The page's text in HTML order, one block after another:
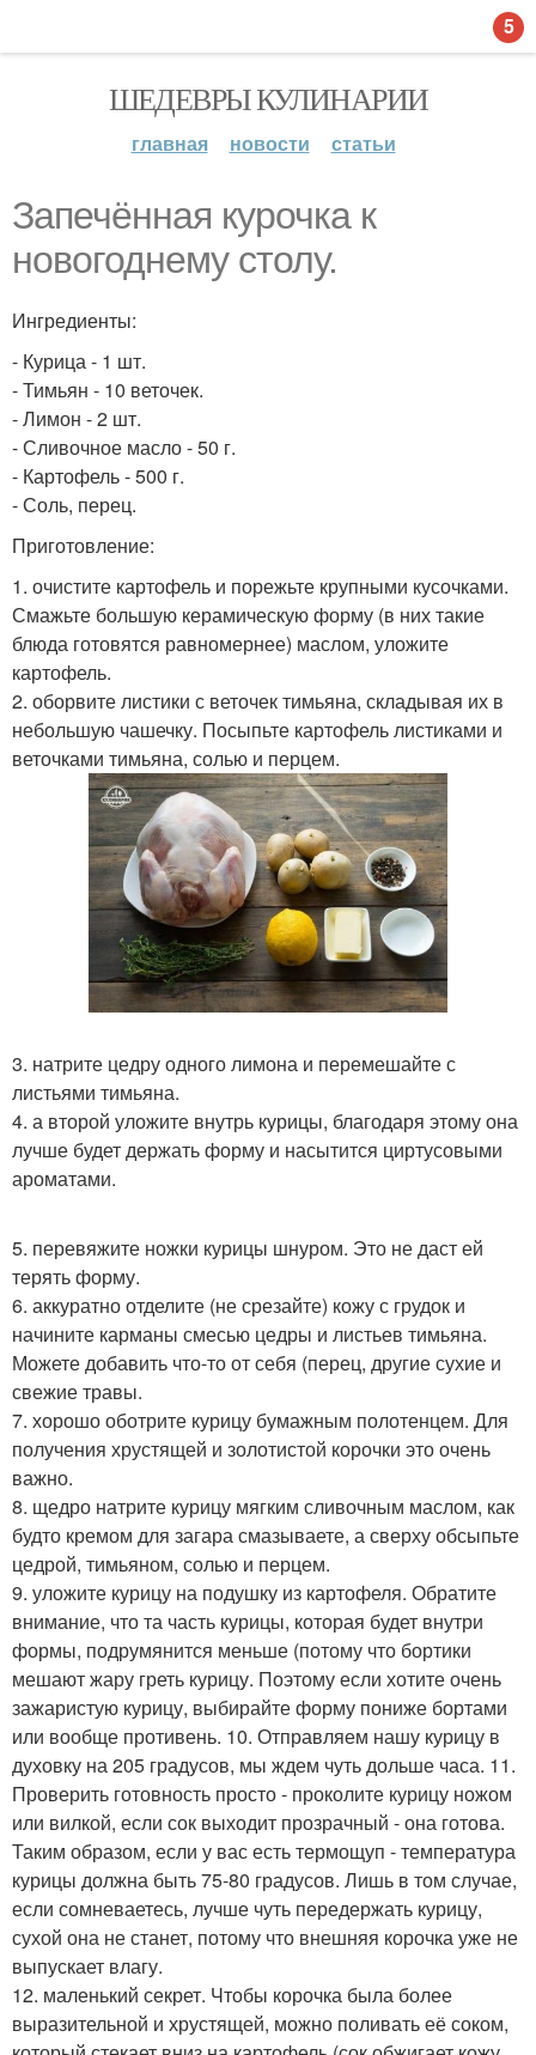
ШЕДЕВРЫ КУЛИНАРИИ
главная новости статьи
Запечённая курочка к
новогоднему столу.
Ингредиенты:
- Курица - 1 шт.
- Тимьян - 10 веточек.
- Лимон - 2 шт.
- Сливочное масло - 50 г.
- Картофель - 500 г.
- Соль, перец.
Приготовление:
1. очистите картофель и порежьте крупными кусочками.
Смажьте большую керамическую форму (в них такие
блюда готовятся равномернее) маслом, уложите
картофель.
2. оборвите листики с веточек тимьяна, складывая их в
небольшую чашечку. Посыпьте картофель листиками и
веточками тимьяна, солью и перцем.
3. натрите цедру одного лимона и перемешайте с
листьями тимьяна.
4. а второй уложите внутрь курицы, благодаря этому она
лучше будет держать форму и насытится циртусовыми
ароматами.
5. перевяжите ножки курицы шнуром. Это не даст ей
терять форму.
6. аккуратно отделите (не срезайте) кожу с грудок и
начините карманы смесью цедры и листьев тимьяна.
Можете добавить что-то от себя (перец, другие сухие и
свежие травы.
7. хорошо оботрите курицу бумажным полотенцем. Для
получения хрустящей и золотистой корочки это очень
важно.
8. щедро натрите курицу мягким сливочным маслом, как
будто кремом для загара смазываете, а сверху обсыпьте
цедрой, тимьяном, солью и перцем.
9. уложите курицу на подушку из картофеля. Обратите
внимание, что та часть курицы, которая будет внутри
формы, подрумянится меньше (потому что бортики
мешают жару греть курицу. Поэтому если хотите очень
зажаристую курицу, выбирайте форму пониже бортами
или вообще противень. 10. Отправляем нашу курицу в
духовку на 205 градусов, мы ждем чуть дольше часа. 11.
Проверить готовность просто - проколите курицу ножом
или вилкой, если сок выходит прозрачный - она готова.
Таким образом, если у вас есть термощуп - температура
курицы должна быть 75-80 градусов. Лишь в том случае,
если сомневаетесь, лучше чуть передержать курицу,
сухой она не станет, потому что внешняя корочка уже не
выпускает влагу.
12. маленький секрет. Чтобы корочка была более
выразительной и хрустящей, можно поливать её соком,
5